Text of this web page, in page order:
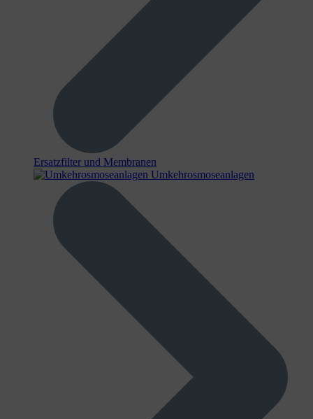
Ersatzfilter und Membranen
Umkehrosmoseanlagen